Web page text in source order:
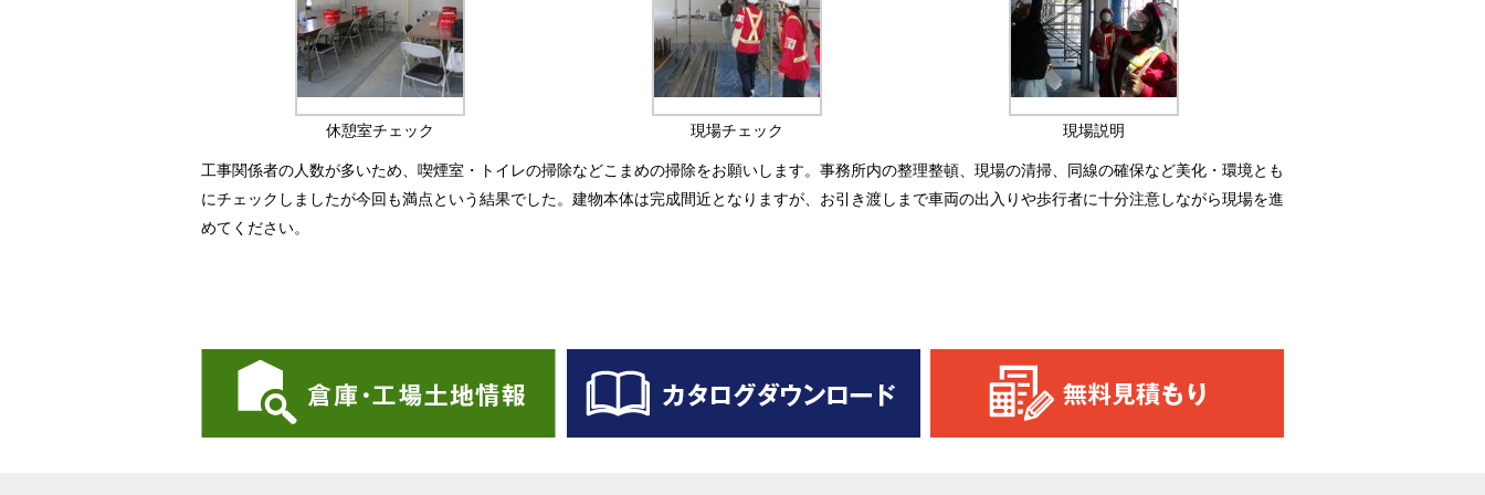
休憩室チェック 現場チェック 現場説明
工事関係者の人数が多いため、喫煙室・トイレの掃除などこまめの掃除をお願いします。事務所内の整理整頓、現場の清掃、同線の確保など美化・環境とも
にチェックしましたが今回も満点という結果でした。建物本体は完成間近となりますが、お引き渡しまで車両の出入りや歩行者に十分注意しながら現場を進
めてください。